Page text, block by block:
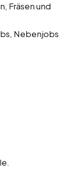
Fräsen und
Nebenjobs